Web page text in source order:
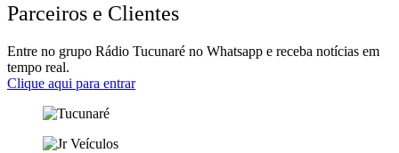
Parceiros e Clientes
Entre no grupo Rádio Tucunaré no Whatsapp e receba notícias em
tempo real.
Clique aqui para entrar